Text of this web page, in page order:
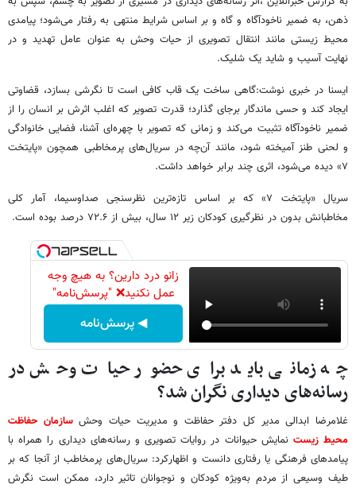
ذهن، به ضمیر ناخودآگاه و گاه و بر اساس شرایط منتهی به رفتار می‌شود؛ پیامدی
محیط زیستی مانند انتقال تصویری از حیات وحش به عنوان عامل تهدید و در
نهایت آسیب و شاید یک شلیک.
ایسنا در خبری نوشت:گاهی ساخت یک قاب کافی است تا نگرشی بسازد، قضاوتی
ایجاد کند و حسی ماندگار برجای گذارد؛ قدرت تصویر که اغلب اثرش بر انسان را از
ضمیر ناخودآگاه تثبیت می‌کند و زمانی که تصویر با چهره‌ای آشنا، فضایی خانوادگی
و لحنی طنز آمیخته شود، مانند آن‌چه در سریال‌های پرمخاطبی همچون «پایتخت
۷» دیده می‌شود، اثری چند برابر خواهد داشت.
سریال «پایتخت ۷» که بر اساس تازه‌ترین نظرسنجی صداوسیما، آمار کلی
مخاطبانش بدون در نظرگیری کودکان زیر ۱۲ سال، بیش از ۷۲.۶ درصد بوده است.
زانو درد دارین؟ به هیچ وجه
عمل نکنید❌ "پرسش‌نامه"
◀ پرسش‌نامه
چه زمانی باید برای حضور حیات وحش در
رسانه‌های دیداری نگران شد؟
غلامرضا ابدالی مدیر کل دفتر حفاظت و مدیریت حیات وحشسازمان حفاظت
محیط زیست نمایش حیوانات در روایات تصویری و رسانه‌های دیداری را همراه با
پیامدهای فرهنگی یا رفتاری دانست و اظهارکرد: سریال‌های پرمخاطب از آنجا که بر
طیف وسیعی از مردم به‌ویژه کودکان و نوجوانان تاثیر دارد، ممکن است نگرش